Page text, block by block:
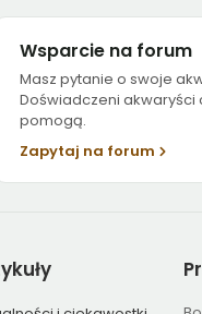
Wsparcie na forum
Masz pytanie o swoje
Doświadczeni akwaryści
pomogą.
Zapytaj na forum